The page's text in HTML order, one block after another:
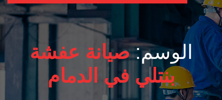
الوسم:صيانة عفشة
بنتلي في الدمام